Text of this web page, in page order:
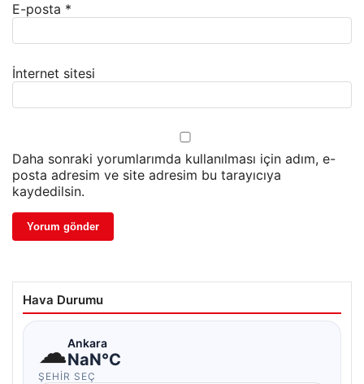
E-posta *
İnternet sitesi
Daha sonraki yorumlarımda kullanılması için adım, e-
posta adresim ve site adresim bu tarayıcıya
kaydedilsin.
Hava Durumu
☁Ankara
NaN°C
ŞEHIR SEÇ